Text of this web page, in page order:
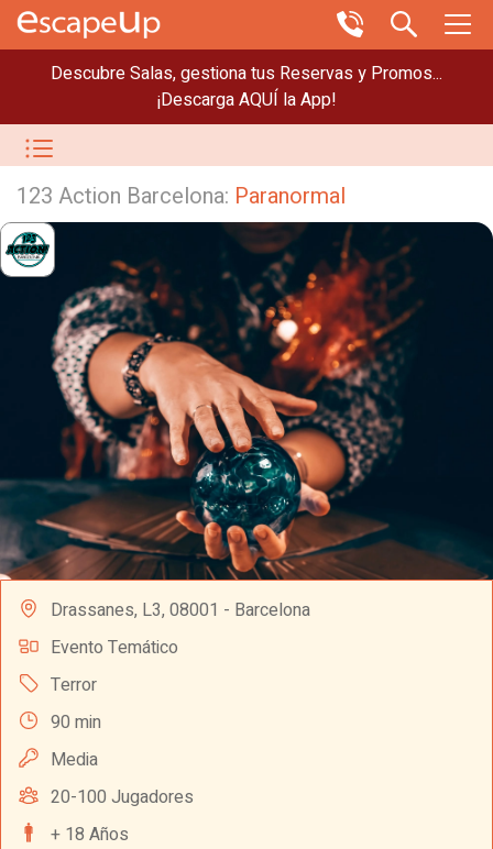
Descubre Salas, gestiona tus Reservas y Promos...
¡Descarga AQUÍ la App!
123 Action Barcelona: Paranormal
Drassanes, L3, 08001 - Barcelona
Evento Temático
Terror
90 min
Media
20-100 Jugadores
+ 18 Años